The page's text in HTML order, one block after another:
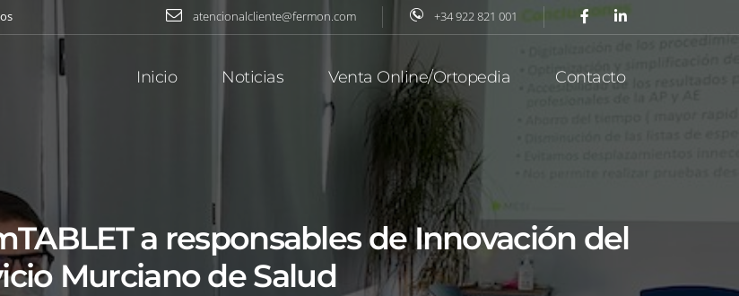
atencionalcliente@fermon.com +34 922 821 001
Inicio Noticias Venta Online/Ortopedia Contacto
a responsables de Innovación del
Murciano de Salud